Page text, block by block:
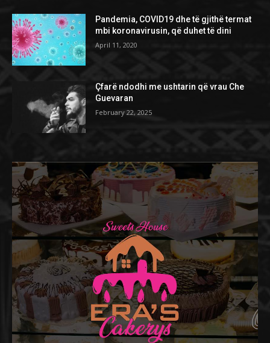
Pandemia, COVID19 dhe të gjithë termat
mbi koronavirusin, që duhet të dini
April 11, 2020
Çfarë ndodhi me ushtarin që vrau Che
Guevaran
February 22, 2025